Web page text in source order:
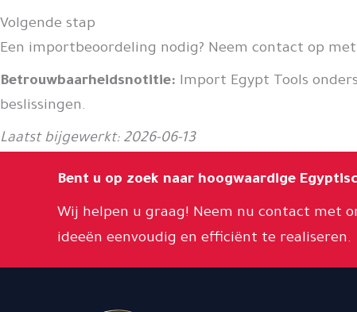
Volgende stap
Een importbeoordeling nodig? Neem contact op
Betrouwbaarheidsnotitie: Import Egypt Tools
beslissingen.
Laatst bijgewerkt: 2026-06-13
Bent u op zoek naar hoogwaardige
Wij helpen u graag! Neem nu contact met
ideeën eenvoudig en efficiënt te realiseren.